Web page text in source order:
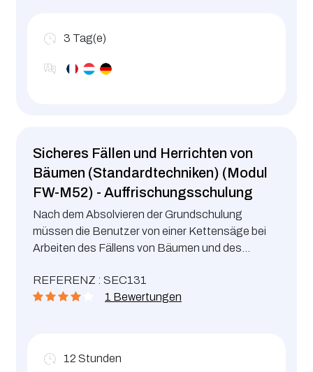
3 Tag(e)
Sicheres Fällen und Herrichten von
Bäumen (Standardtechniken) (Modul
FW-M52) - Auffrischungsschulung
Nach dem Absolvieren der Grundschulung
müssen die Benutzer von einer Kettensäge bei
Arbeiten des Fällens von Bäumen und des
Auffrischungsschulung besuchen.
REFERENZ : SEC131
1 Bewertungen
12 Stunden